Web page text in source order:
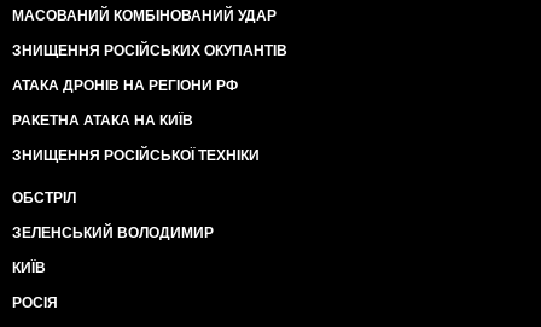
МАСОВАНИЙ КОМБІНОВАНИЙ УДАР
ЗНИЩЕННЯ РОСІЙСЬКИХ ОКУПАНТІВ
АТАКА ДРОНІВ НА РЕГІОНИ РФ
РАКЕТНА АТАКА НА КИЇВ
ЗНИЩЕННЯ РОСІЙСЬКОЇ ТЕХНІКИ
ОБСТРІЛ
ЗЕЛЕНСЬКИЙ ВОЛОДИМИР
КИЇВ
РОСІЯ